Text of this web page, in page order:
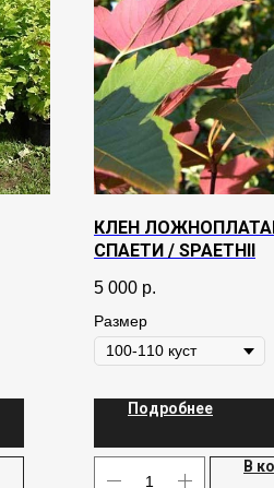
КЛЕН
СПАЕТИ / SPAETHII
5 000 р.
Размер
Подробнее
В